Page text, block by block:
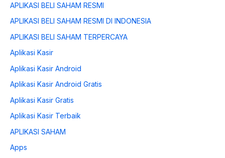
APLIKASI BELI SAHAM RESMI
APLIKASI BELI SAHAM RESMI DI INDONESIA
APLIKASI BELI SAHAM TERPERCAYA
Aplikasi Kasir
Aplikasi Kasir Android
Aplikasi Kasir Android Gratis
Aplikasi Kasir Gratis
Aplikasi Kasir Terbaik
APLIKASI SAHAM
Apps